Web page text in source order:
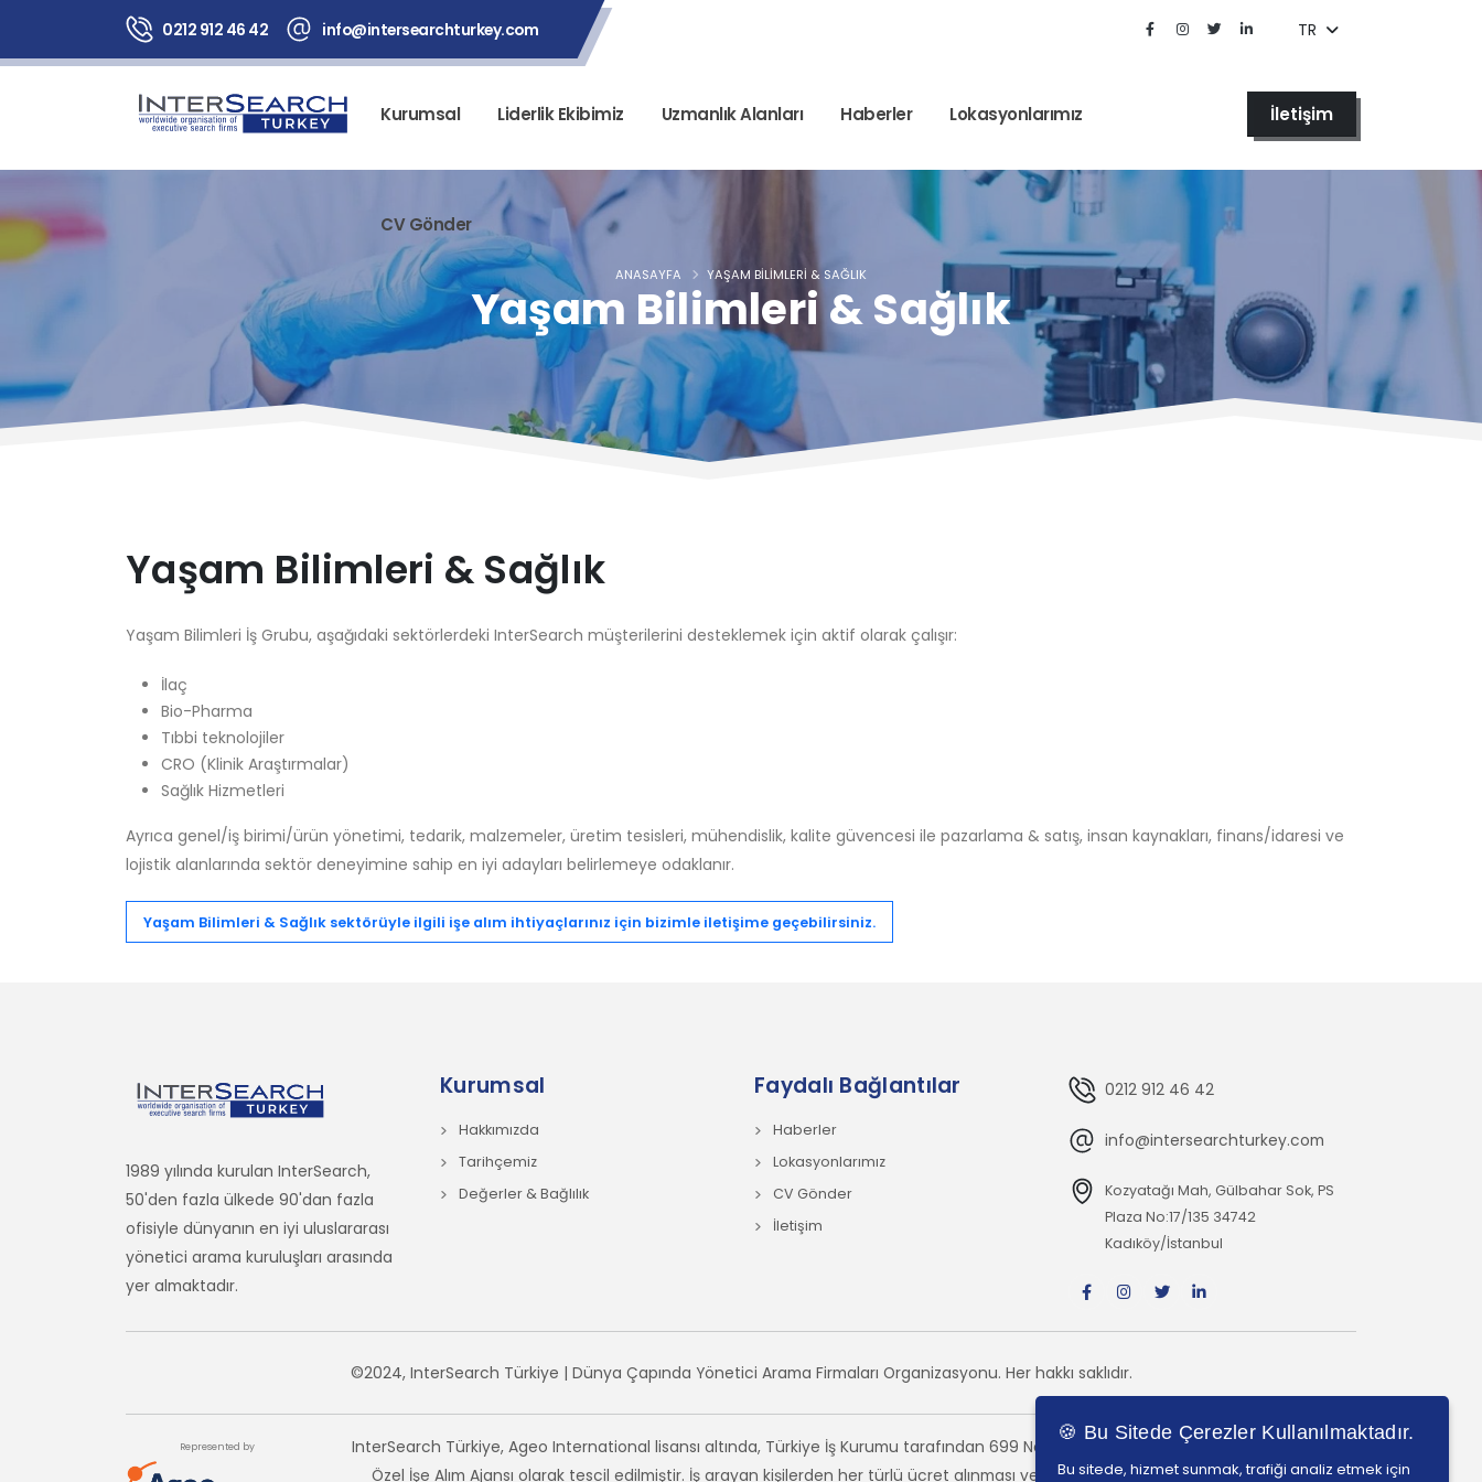
0212 912 46 42 info@intersearchturkey.com TR
Kurumsal Liderlik Ekibimiz Uzmanlık Alanları Haberler Lokasyonlarımız
CV Gönder
İletişim
Yaşam Bilimleri & Sağlık
ANASAYFA YAŞAM BILIMLERI & SAĞLIK
Yaşam Bilimleri & Sağlık
Yaşam Bilimleri İş Grubu, aşağıdaki sektörlerdeki InterSearch müşterilerini desteklemek için aktif olarak çalışır:
İlaç
Bio-Pharma
Tıbbi teknolojiler
CRO (Klinik Araştırmalar)
Sağlık Hizmetleri
Ayrıca genel/iş birimi/ürün yönetimi, tedarik, malzemeler, üretim tesisleri, mühendislik, kalite güvencesi ile pazarlama & satış, insan kaynakları, finans/idaresi ve
lojistik alanlarında sektör deneyimine sahip en iyi adayları belirlemeye odaklanır.
Yaşam Bilimleri & Sağlık sektörüyle ilgili işe alım ihtiyaçlarınız için bizimle iletişime geçebilirsiniz.
1989 yılında kurulan InterSearch,
50'den fazla ülkede 90'dan fazla
ofisiyle dünyanın en iyi uluslararası
yönetici arama kuruluşları arasında
yer almaktadır.
Kurumsal
Hakkımızda
Tarihçemiz
Değerler & Bağlılık
Faydalı Bağlantılar
Haberler
Lokasyonlarımız
CV Gönder
İletişim
0212 912 46 42
info@intersearchturkey.com
Kozyatağı Mah, Gülbahar Sok, PS
Plaza No:17/135 34742
Kadıköy/İstanbul
©2024, InterSearch Türkiye | Dünya Çapında Yönetici Arama Firmaları Organizasyonu. Her hakkı saklıdır.
Represented by
InterSearch Türkiye, Ageo International lisansı altında, Türkiye İş Kurumu tarafından 699 No'lu Lisans ile
Özel İşe Alım Ajansı olarak tescil edilmiştir. İş arayan kişilerden her türlü ücret alınması ve menfaat
🍪 Bu Sitede Çerezler Kullanılmaktadır.
Bu sitede, hizmet sunmak, trafiği analiz etmek için